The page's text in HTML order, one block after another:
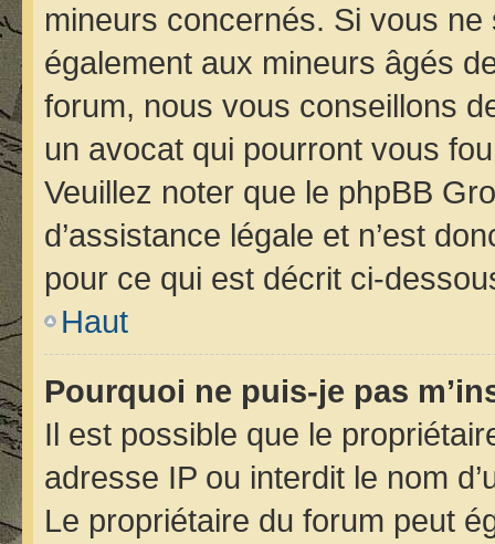
mineurs concernés. Si vous ne
également aux mineurs âgés
forum, nous vous conseillons
un avocat qui pourront vous
Veuillez noter que le phpBB
d’assistance légale et n’est
pour ce qui est décrit ci-
Haut
Pourquoi ne puis-je pas
Il est possible que le
adresse IP ou interdit le nom
Le propriétaire du forum peut